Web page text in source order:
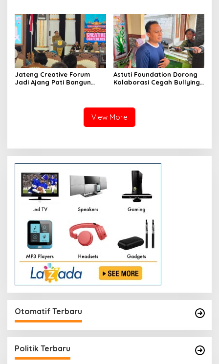
Jateng Creative Forum
Jadi Ajang Pati Bangun
Astuti Foundation Dorong
Kolaborasi Cegah Bullying
View More
Otomatif Terbaru
Politik Terbaru